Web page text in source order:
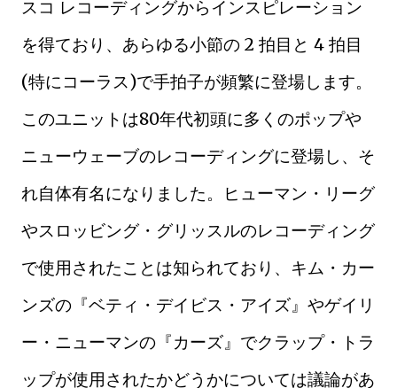
スコ レコーディングからインスピレーション
を得ており、あらゆる小節の 2 拍目と 4 拍目
(特にコーラス)で手拍子が頻繁に登場します。
このユニットは80年代初頭に多くのポップや
ニューウェーブのレコーディングに登場し、そ
れ自体有名になりました。ヒューマン・リーグ
やスロッビング・グリッスルのレコーディング
で使用されたことは知られており、キム・カー
ンズの『ベティ・デイビス・アイズ』やゲイリ
ー・ニューマンの『カーズ』でクラップ・トラ
ップが使用されたかどうかについては議論があ